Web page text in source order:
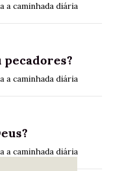
a caminhada diária
pecadores?
a caminhada diária
a caminhada diária